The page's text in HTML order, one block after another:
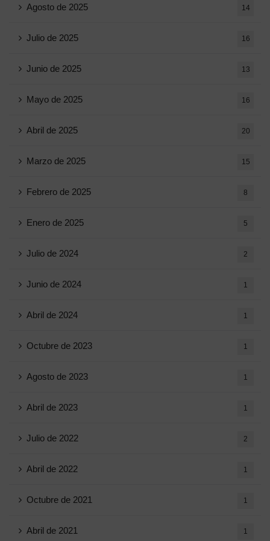
Agosto de 2025 14
Julio de 2025 16
Junio ​​de 2025 13
Mayo de 2025 16
Abril de 2025 20
Marzo de 2025 15
Febrero de 2025 8
Enero de 2025 5
Julio de 2024 2
Junio ​​de 2024 1
Abril de 2024 1
Octubre de 2023 1
Agosto de 2023 1
Abril de 2023 1
Julio de 2022 2
Abril de 2022 1
Octubre de 2021 1
Abril de 2021 1